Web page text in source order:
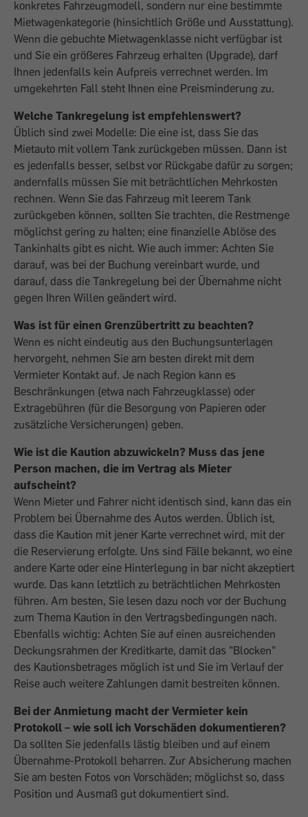
konkretes Fahrzeugmodell, sondern nur eine bestimmte
Mietwagenkategorie (hinsichtlich Größe und Ausstattung).
Wenn die gebuchte Mietwagenklasse nicht verfügbar ist
und Sie ein größeres Fahrzeug erhalten (Upgrade), darf
Ihnen jedenfalls kein Aufpreis verrechnet werden. Im
umgekehrten Fall steht Ihnen eine Preisminderung zu.
Welche Tankregelung ist empfehlenswert?
Üblich sind zwei Modelle: Die eine ist, dass Sie das
Mietauto mit vollem Tank zurückgeben müssen. Dann ist
es jedenfalls besser, selbst vor Rückgabe dafür zu sorgen;
andernfalls müssen Sie mit beträchtlichen Mehrkosten
rechnen. Wenn Sie das Fahrzeug mit leerem Tank
zurückgeben können, sollten Sie trachten, die Restmenge
möglichst gering zu halten; eine finanzielle Ablöse des
Tankinhalts gibt es nicht. Wie auch immer: Achten Sie
darauf, was bei der Buchung vereinbart wurde, und
darauf, dass die Tankregelung bei der Übernahme nicht
gegen Ihren Willen geändert wird.
Was ist für einen Grenzübertritt zu beachten?
Wenn es nicht eindeutig aus den Buchungsunterlagen
hervorgeht, nehmen Sie am besten direkt mit dem
Vermieter Kontakt auf. Je nach Region kann es
Beschränkungen (etwa nach Fahrzeugklasse) oder
Extragebühren (für die Besorgung von Papieren oder
zusätzliche Versicherungen) geben.
Wie ist die Kaution abzuwickeln? Muss das jene
Person machen, die im Vertrag als Mieter
aufscheint?
Wenn Mieter und Fahrer nicht identisch sind, kann das ein
Problem bei Übernahme des Autos werden. Üblich ist,
dass die Kaution mit jener Karte verrechnet wird, mit der
die Reservierung erfolgte. Uns sind Fälle bekannt, wo eine
andere Karte oder eine Hinterlegung in bar nicht akzeptiert
wurde. Das kann letztlich zu beträchtlichen Mehrkosten
führen. Am besten, Sie lesen dazu noch vor der Buchung
zum Thema Kaution in den Vertragsbedingungen nach.
Ebenfalls wichtig: Achten Sie auf einen ausreichenden
Deckungsrahmen der Kreditkarte, damit das "Blocken"
des Kautionsbetrages möglich ist und Sie im Verlauf der
Reise auch weitere Zahlungen damit bestreiten können.
Bei der Anmietung macht der Vermieter kein
Protokoll – wie soll ich Vorschäden dokumentieren?
Da sollten Sie jedenfalls lästig bleiben und auf einem
Übernahme-Protokoll beharren. Zur Absicherung machen
Sie am besten Fotos von Vorschäden; möglichst so, dass
Position und Ausmaß gut dokumentiert sind.